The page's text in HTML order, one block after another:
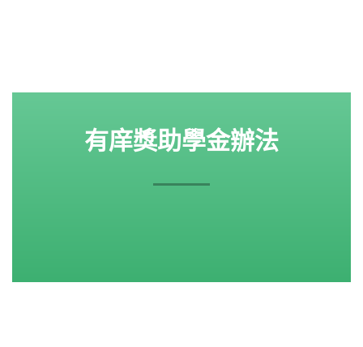
有庠獎助學金辦法